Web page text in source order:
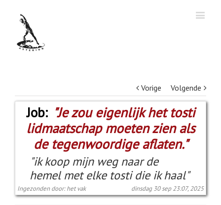
Vorige Volgende
Job: "Je zou eigenlijk het tosti
lidmaatschap moeten zien als
de tegenwoordige aflaten."
"ik koop mijn weg naar de
hemel met elke tosti die ik haal"
Ingezonden door: het vak dinsdag 30 sep 23:07, 2025